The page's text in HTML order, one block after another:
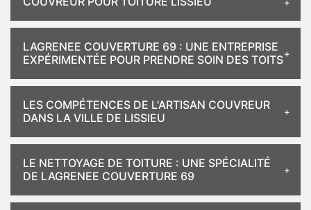
LAGRENEE COUVERTURE 69 : UNE ENTREPRISE
EXPÉRIMENTÉE POUR PRENDRE SOIN DES TOITS
LES COMPÉTENCES DE L'ARTISAN COUVREUR
DANS LA VILLE DE LISSIEU
LE NETTOYAGE DE TOITURE : UNE SPÉCIALITÉ
DE LAGRENEE COUVERTURE 69